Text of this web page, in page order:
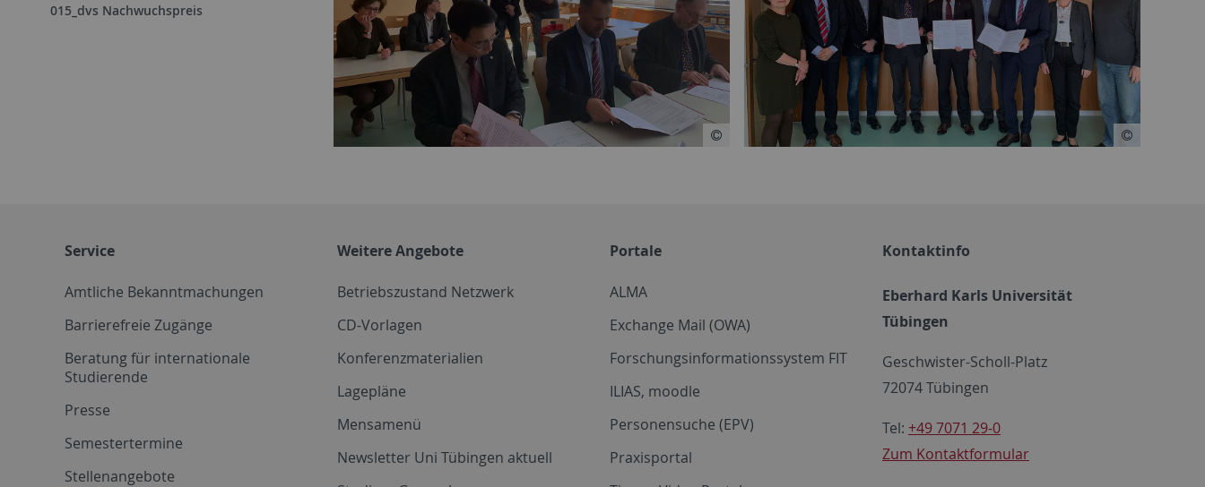
015_dvs Nachwuchspreis
Service
Amtliche Bekanntmachungen
Barrierefreie Zugänge
Beratung für internationale
Studierende
Presse
Semestertermine
Stellenangebote
Weitere Angebote
Betriebszustand Netzwerk
CD-Vorlagen
Konferenzmaterialien
Lagepläne
Mensamenü
Newsletter Uni Tübingen aktuell
Portale
ALMA
Exchange Mail (OWA)
Forschungsinformationssystem FIT
ILIAS, moodle
Personensuche (EPV)
Praxisportal
Kontaktinfo
Eberhard Karls Universität
Tübingen
Geschwister-Scholl-Platz
72074 Tübingen
Tel: +49 7071 29-0
Zum Kontaktformular